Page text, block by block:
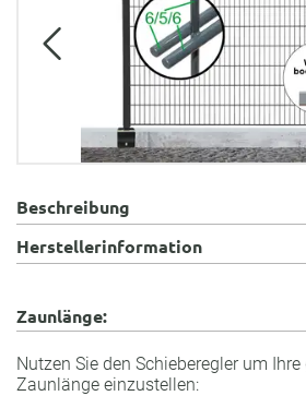
Beschreibung
Herstellerinformation
Zaunlänge:
Nutzen Sie den Schieberegler um
Zaunlänge einzustellen: